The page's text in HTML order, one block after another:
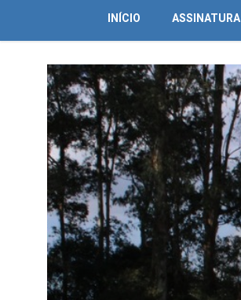
INÍCIO ASSINATURA